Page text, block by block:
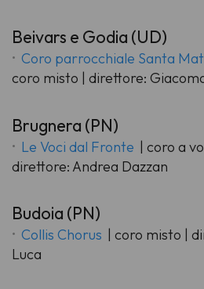
Beivars e Godia (UD)
Coro parrocchiale Santa
coro misto | direttore:
Brugnera (PN)
Le Voci dal Fronte | coro a
direttore: Andrea Dazzan
Budoia (PN)
Collis Chorus | coro misto |
Luca